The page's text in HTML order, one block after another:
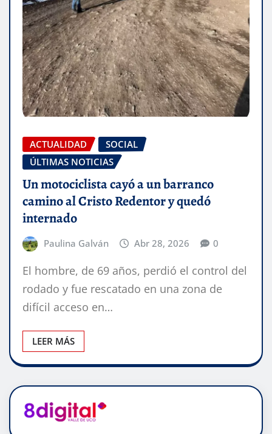
ACTUALIDAD
SOCIAL
ÚLTIMAS NOTICIAS
Un motociclista cayó a un barranco
camino al Cristo Redentor y quedó
internado
Paulina Galván Abr 28, 2026 0
El hombre, de 69 años, perdió el control del
rodado y fue rescatado en una zona de
difícil acceso en…
LEER MÁS